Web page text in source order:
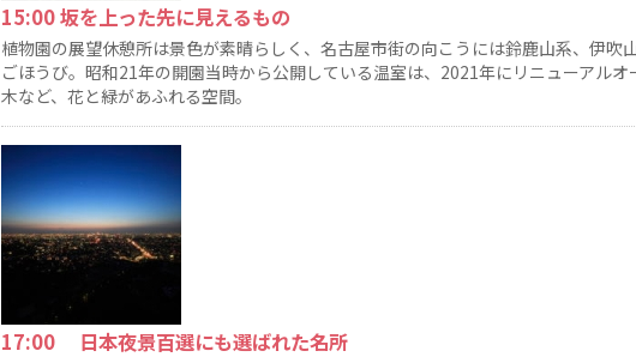
15:00 坂を上った先に見えるもの
植物園の展望休憩所は景色が素晴らしく、名古屋市街の向こうには鈴鹿山系、伊吹
ごほうび。昭和21年の開園当時から公開している温室は、2021年にリニューアル
木など、花と緑があふれる空間。
17:00 日本夜景百選にも選ばれた名所